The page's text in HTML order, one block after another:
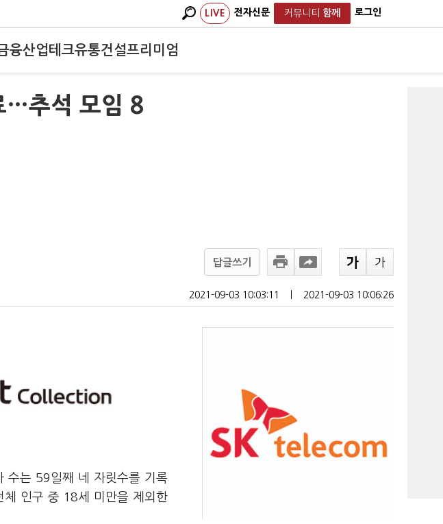
LIVE 전자신문 커뮤니티 함께 로그인
융산업테크유통건설프리미엄
…추석 모임 8
답글쓰기
2021-09-03 10:03:11 2021-09-03 10:06:26
수는 59일째 네 자릿수를 기록
인구 중 18세 미만을 제외한